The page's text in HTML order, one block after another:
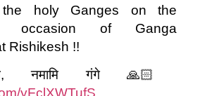
holy Ganges on the
occasion of Ganga
Rishikesh !!
नमामि गंगे 🙏🏻